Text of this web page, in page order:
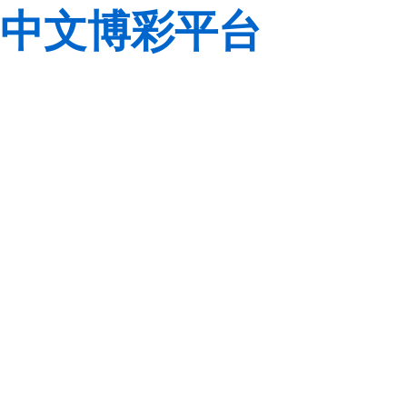
中文博彩平台